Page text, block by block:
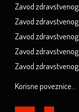
Zavod
Zavod
Zavod
Zavod
Zavod
Korisne poveznice...